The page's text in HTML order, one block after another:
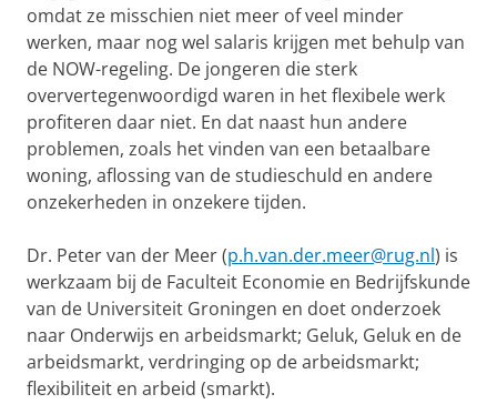
omdat ze misschien niet meer of veel minder
werken, maar nog wel salaris krijgen met behulp van
de NOW-regeling. De jongeren die sterk
oververtegenwoordigd waren in het flexibele werk
profiteren daar niet. En dat naast hun andere
problemen, zoals het vinden van een betaalbare
woning, aflossing van de studieschuld en andere
onzekerheden in onzekere tijden.
Dr. Peter van der Meer (p.h.van.der.meer@rug.nl) is
werkzaam bij de Faculteit Economie en Bedrijfskunde
van de Universiteit Groningen en doet onderzoek
naar Onderwijs en arbeidsmarkt; Geluk, Geluk en de
arbeidsmarkt, verdringing op de arbeidsmarkt;
flexibiliteit en arbeid (smarkt).